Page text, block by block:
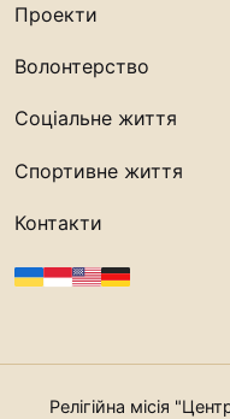
Проекти
Волонтерство
Соціальне життя
Спортивне життя
Контакти
Релігійна місія